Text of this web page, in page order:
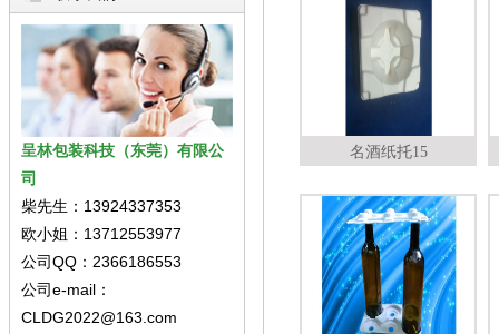
呈林包装科技（东莞）有限公
司
柴先生：13924337353
欧小姐：13712553977
公司QQ：2366186553
公司e-mail：
CLDG2022@163.com
名酒纸托15